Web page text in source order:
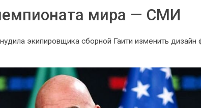
мира — СМИ
экипировщика сборной Гаити изменить дизайн